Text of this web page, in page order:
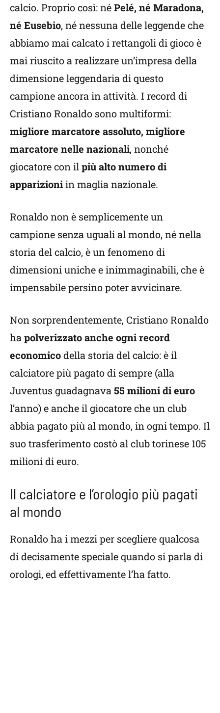
calcio. Proprio così: néPelé, né Maradona,
né Eusebio, né nessuna delle leggende che
abbiamo mai calcato i rettangoli di gioco è
mai riuscito a realizzare un’impresa della
dimensione leggendaria di questo
campione ancora in attività. I record di
Cristiano Ronaldo sono multiformi:
migliore marcatore assoluto, migliore
marcatore nelle nazionali, nonché
giocatore con ilpiù alto numero di
apparizioniin maglia nazionale.
Ronaldo non è semplicemente un
campione senza uguali al mondo, né nella
storia del calcio, è un fenomeno di
dimensioni uniche e inimmaginabili, che è
impensabile persino poter avvicinare.
Non sorprendentemente, Cristiano Ronaldo
ha polverizzato anche ogni record
economicodella storia del calcio: è il
calciatore più pagato di sempre (alla
Juventus guadagnava 55 milioni di euro
l’anno) e anche il giocatore che un club
abbia pagato più al mondo, in ogni tempo. Il
suo trasferimento costò al club torinese 105
milioni di euro.
Il calciatore e l’orologio più pagati
al mondo
Ronaldo ha i mezzi per scegliere qualcosa
di decisamente speciale quando si parla di
orologi, ed effettivamente l’ha fatto.